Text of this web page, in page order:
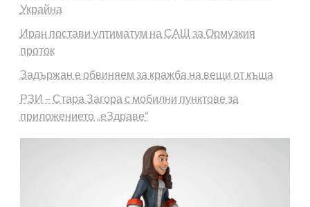
Украйна
Иран постави ултиматум на САЩ за Ормузкия
проток
Задържан е обвиняем за кражба на вещи от къща
РЗИ – Стара Загора с мобилни пунктове за
приложението „еЗдраве“